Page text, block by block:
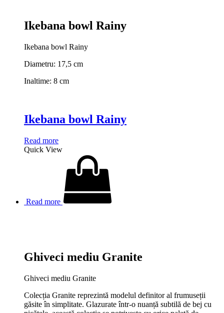
Ikebana bowl Rainy
Ikebana bowl Rainy
Diametru: 17,5 cm
Inaltime: 8 cm
Ikebana bowl Rainy
Read more
Quick View
Read more
Ghiveci mediu Granite
Ghiveci mediu Granite
Colecția Granite reprezintă modelul definitor al frumuseții
găsite în simplitate. Glazurate într-o nuanță subtilă de bej cu